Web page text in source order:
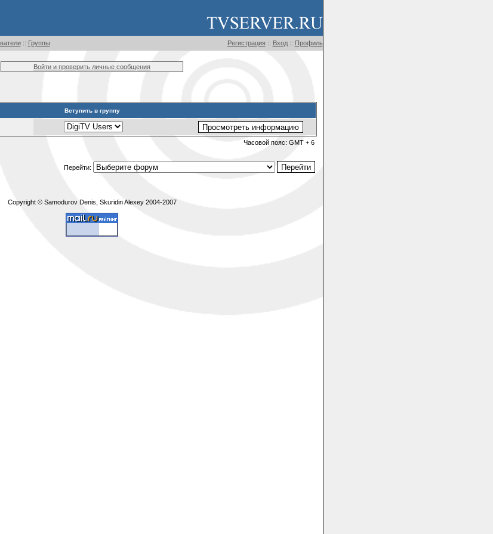
:: Группы Регистрация :: Вход:: Профиль
Войти и проверить личные сообщения
Вступить в группу
Часовой пояс: GMT + 6
Перейти:
Copyright © Samodurov Denis, Skuridin Alexey 2004-2007